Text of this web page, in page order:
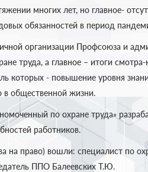
многих лет, но главное-
обязанностей в период
организации Профсоюза и
труда, а главное – итоги
которых - повышение уровня
в общественной жизни.
по охране труда»
работников.
право) вошли: специалист по
ППО Балеевских Т.Ю.